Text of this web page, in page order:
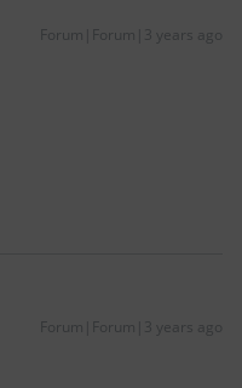
Forum|Forum|3 years ago
Forum|Forum|3 years ago